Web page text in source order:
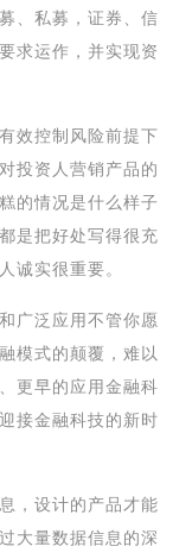
、私募，证券、信
求运作，并实现资
效控制风险前提下
投资人营销产品的
的情况是什么样子
是把好处写得很充
诚实很重要。
广泛应用不管你愿
模式的颠覆，难以
更早的应用金融科
接金融科技的新时
，设计的产品才能
大量数据信息的深